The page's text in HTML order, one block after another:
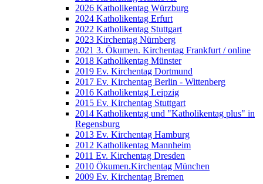
2026 Katholikentag Würzburg
2024 Katholikentag Erfurt
2022 Katholikentag Stuttgart
2023 Kirchentag Nürnberg
2021 3. Ökumen. Kirchentag Frankfurt / online
2018 Katholikentag Münster
2019 Ev. Kirchentag Dortmund
2017 Ev. Kirchentag Berlin - Wittenberg
2016 Katholikentag Leipzig
2015 Ev. Kirchentag Stuttgart
2014 Katholikentag und "Katholikentag plus" in
Regensburg
2013 Ev. Kirchentag Hamburg
2012 Katholikentag Mannheim
2011 Ev. Kirchentag Dresden
2010 Ökumen.Kirchentag München
2009 Ev. Kirchentag Bremen